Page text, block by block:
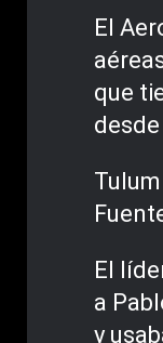
El
que
El
a
y